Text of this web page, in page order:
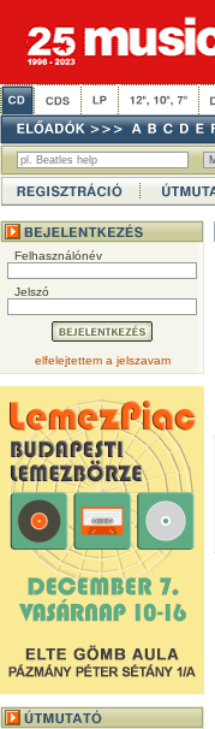
Felhasználónév
Jelszó
elfelejtettem a jelszavam